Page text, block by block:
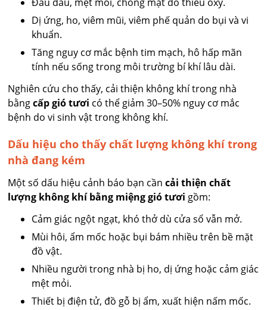
Dị ứng, ho, viêm mũi, viêm phế quản do bụi và vi
khuẩn.
Tăng nguy cơ mắc bệnh tim mạch, hô hấp mãn
tính nếu sống trong môi trường bí khí lâu dài.
Nghiên cứu cho thấy, cải thiện không khí trong nhà
bằngcấp gió tươi có thể giảm 30–50% nguy cơ mắc
bệnh do vi sinh vật trong không khí.
Dấu hiệu cho thấy chất lượng không khí trong
nhà đang kém
Một số dấu hiệu cảnh báo bạn cầncải thiện chất
lượng không khí bằng miệng gió tươi gồm:
Cảm giác ngột ngạt, khó thở dù cửa sổ vẫn mở.
Mùi hôi, ẩm mốc hoặc bụi bám nhiều trên bề mặt
đồ vật.
Nhiều người trong nhà bị ho, dị ứng hoặc cảm giác
mệt mỏi.
Thiết bị điện tử, đồ gỗ bị ẩm, xuất hiện nấm mốc.